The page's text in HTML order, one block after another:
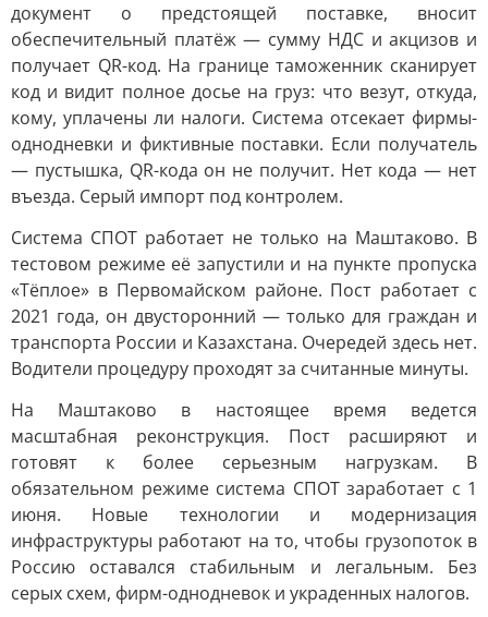
документ о предстоящей поставке, вносит
обеспечительный платёж — сумму НДС и акцизов и
получает QR-код. На границе таможенник сканирует
код и видит полное досье на груз: что везут, откуда,
кому, уплачены ли налоги. Система отсекает фирмы-
однодневки и фиктивные поставки. Если получатель
— пустышка, QR-кода он не получит. Нет кода — нет
въезда. Серый импорт под контролем.
Система СПОТ работает не только на Маштаково. В
тестовом режиме её запустили и на пункте пропуска
«Тёплое» в Первомайском районе. Пост работает с
2021 года, он двусторонний — только для граждан и
транспорта России и Казахстана. Очередей здесь нет.
Водители процедуру проходят за считанные минуты.
На Маштаково в настоящее время ведется
масштабная реконструкция. Пост расширяют и
готовят к более серьезным нагрузкам. В
обязательном режиме система СПОТ заработает с 1
июня. Новые технологии и модернизация
инфраструктуры работают на то, чтобы грузопоток в
Россию оставался стабильным и легальным. Без
серых схем, фирм-однодневок и украденных налогов.